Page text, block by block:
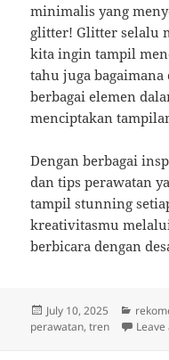
minimalis yang
glitter! Glitter selalu
kita ingin tampil
tahu juga
berbagai elemen
menciptakan
Dengan berbagai
dan tips perawatan
tampil stunning
kreativitasmu
berbicara dengan
Posted
on
July 10, 2025
perawatan,tren